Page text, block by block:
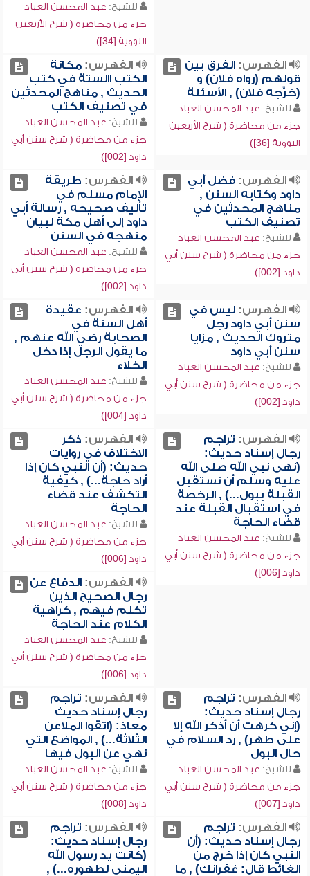
للشيخ: عبد المحسن العباد
جزء من محاضرة ( شرح الأربعين
النووية [34])
الفهرس:الفرق بين
قولهم (رواه فلان) و
(خرَّجه فلان) , الأسئلة
للشيخ: عبد المحسن العباد
جزء من محاضرة ( شرح الأربعين
النووية [36])
الفهرس:مكانة
الكتب االستة في كتب
الحديث , مناهج المحدثين
في تصنيف الكتب
للشيخ: عبد المحسن العباد
جزء من محاضرة ( شرح سنن أبي
داود [002])
الفهرس:فضل أبي
داود وكتابه السنن ,
مناهج المحدثين في
تصنيف الكتب
للشيخ: عبد المحسن العباد
جزء من محاضرة ( شرح سنن أبي
داود [002])
الفهرس: طريقة
الإمام مسلم في
تأليف صحيحه , رسالة أبي
داود إلى أهل مكة لبيان
منهجه في السنن
للشيخ: عبد المحسن العباد
جزء من محاضرة ( شرح سنن أبي
داود [002])
الفهرس:ليس في
سنن أبي داود رجل
متروك الحديث , مزايا
سنن أبي داود
للشيخ: عبد المحسن العباد
جزء من محاضرة ( شرح سنن أبي
داود [002])
الفهرس: عقيدة
أهل السنة في
الصحابة رضي الله عنهم ,
ما يقول الرجل إذا دخل
الخلاء
للشيخ: عبد المحسن العباد
جزء من محاضرة ( شرح سنن أبي
داود [004])
الفهرس: تراجم
رجال إسناد حديث:
(نهى نبي الله صلى الله
عليه وسلم أن نستقبل
القبلة ببول...) , الرخصة
في استقبال القبلة عند
قضاء الحاجة
للشيخ: عبد المحسن العباد
جزء من محاضرة ( شرح سنن أبي
داود [006])
الفهرس: ذكر
الاختلاف في روايات
حديث: (أن النبي كان إذا
أراد حاجة...) , كيفية
التكشف عند قضاء
الحاجة
للشيخ: عبد المحسن العباد
جزء من محاضرة ( شرح سنن أبي
داود [006])
الفهرس:الدفاع عن
رجال الصحيح الذين
تكلم فيهم , كراهية
الكلام عند الحاجة
للشيخ: عبد المحسن العباد
جزء من محاضرة ( شرح سنن أبي
داود [006])
الفهرس: تراجم
رجال إسناد حديث:
(إني كرهت أن أذكر الله إلا
على طهر) , رد السلام في
حال البول
للشيخ: عبد المحسن العباد
جزء من محاضرة ( شرح سنن أبي
داود [007])
الفهرس: تراجم
رجال إسناد حديث
معاذ: (اتقوا الملاعن
الثلاثة...) , المواضع التي
نهي عن البول فيها
للشيخ: عبد المحسن العباد
جزء من محاضرة ( شرح سنن أبي
داود [008])
الفهرس: تراجم
رجال إسناد حديث: (أن
النبي كان إذا خرج من
الغائط قال: غفرانك) , ما
الفهرس: تراجم
رجال إسناد حديث:
(كانت يد رسول الله
اليمنى لطهوره...) ,